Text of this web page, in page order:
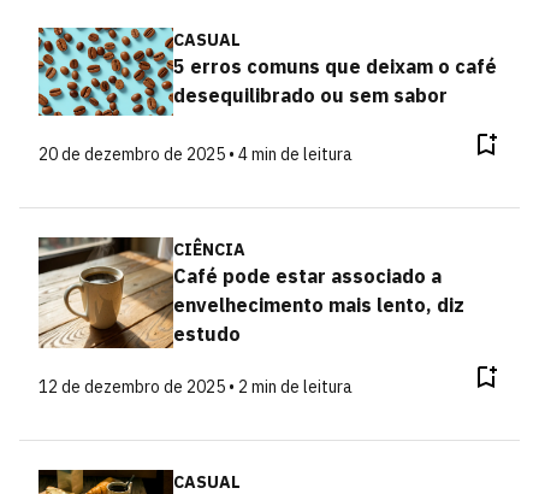
CASUAL
5 erros comuns que deixam o café
desequilibrado ou sem sabor
20 de dezembro de 2025 • 4 min de leitura
CIÊNCIA
Café pode estar associado a
envelhecimento mais lento, diz
estudo
12 de dezembro de 2025 • 2 min de leitura
CASUAL